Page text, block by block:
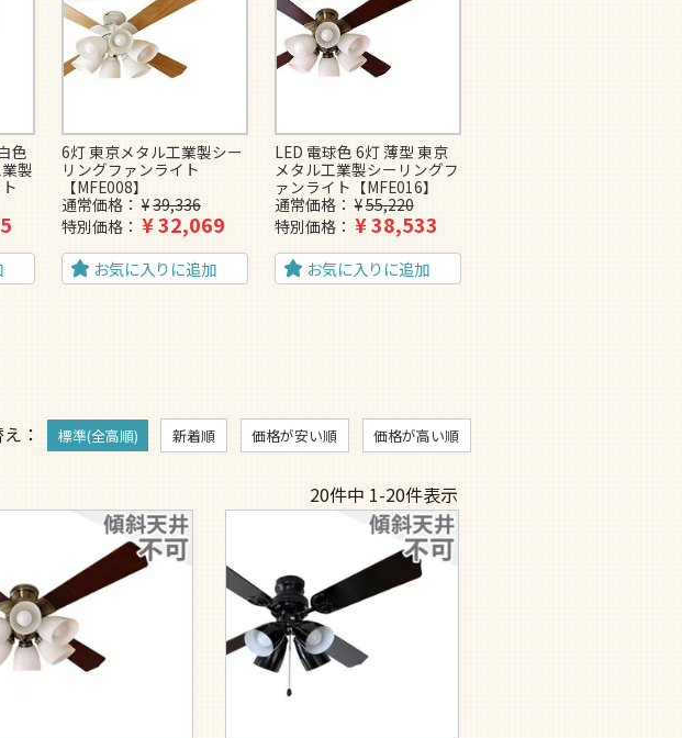
色
製
6灯 東京メタル工業製シー
リングファンライト
【MFE008】
通常価格
¥39,336
特別価格
¥32,069
お気に入りに追加
LED 電球色 6灯 薄型 東京
メタル工業製シーリングフ
ァンライト【MFE016】
通常価格
¥55,220
特別価格
¥38,533
お気に入りに追加
標準(全高順) 新着順 価格が安い順 価格が高い順
20件中 1-20件表示